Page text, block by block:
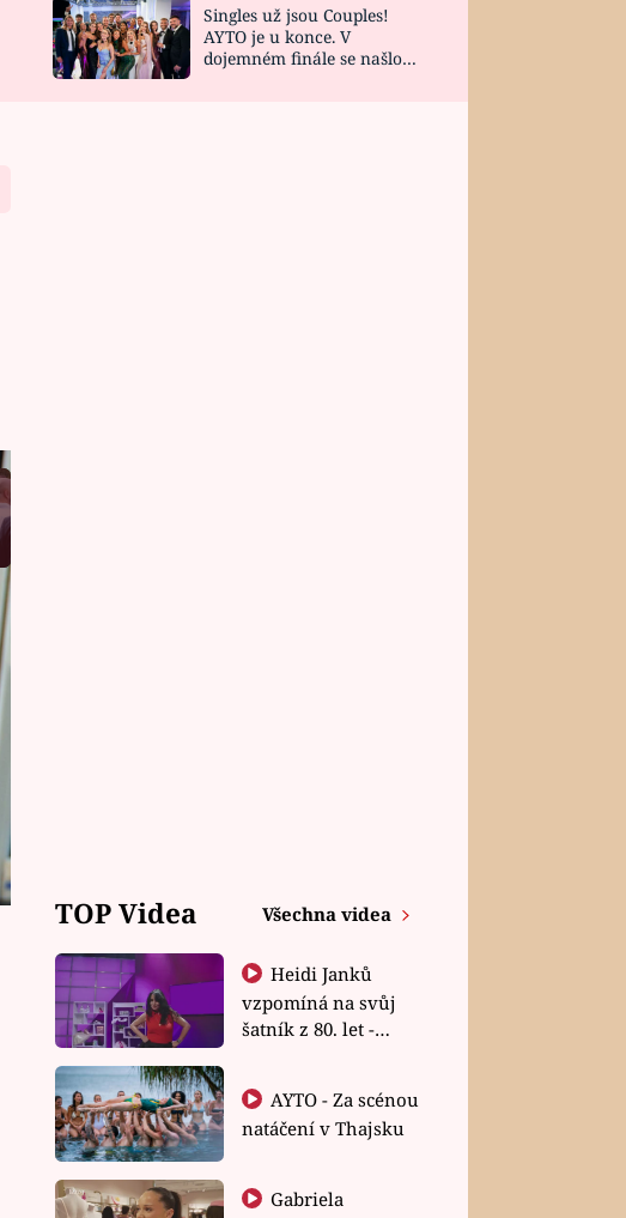
Singles už jsou Couples!
AYTO je u konce. V
dojemném finále se našlo
TOP Videa Všechna videa
Heidi Janků
vzpomíná na svůj
šatník z 80. let -
natáčení v Thajsku
Gabriela